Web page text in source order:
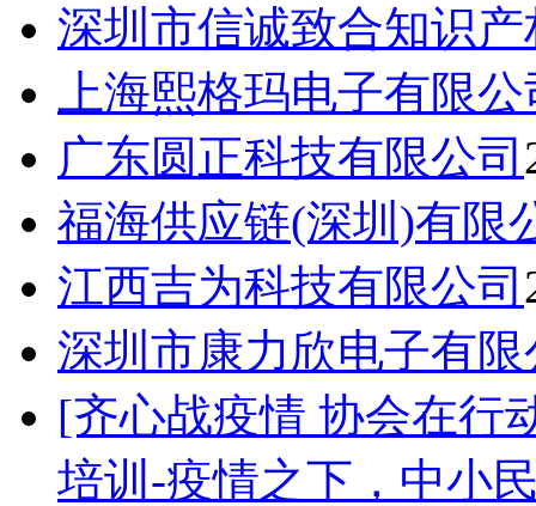
深圳市信诚致合知识
上海熙格玛电子有限
广东圆正科技有限公司
福海供应链(深圳)有限
江西吉为科技有限公司
深圳市康力欣电子有限
[齐心战疫情 协会在行
培训-疫情之下，中小